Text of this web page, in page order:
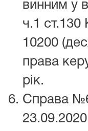
винним у
ч.1 ст.130
10200
права
рік.
Справа